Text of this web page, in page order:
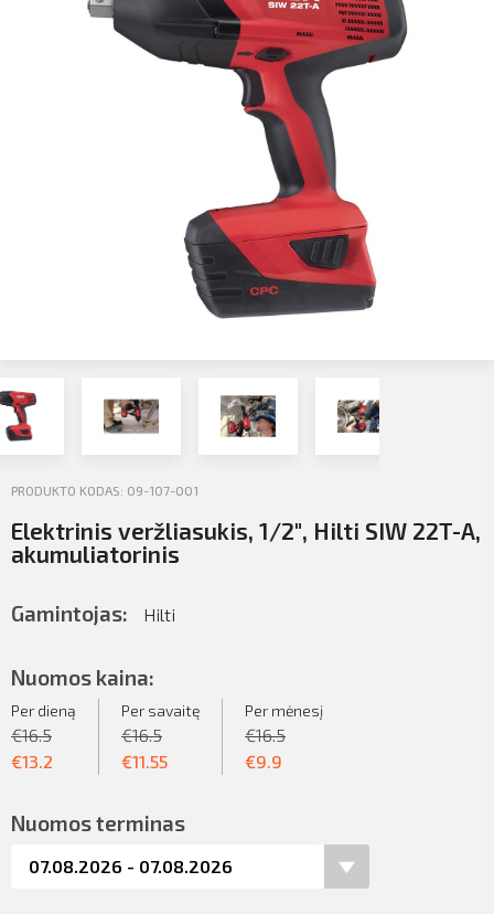
SIŲSTI
PRODUKTO KODAS: 09-107-001
Elektrinis veržliasukis, 1/2″, Hilti SIW 22T-A,
akumuliatorinis
Gamintojas: Hilti
Nuomos kaina:
Per dieną
€16.5
€13.2
Per savaitę
€16.5
€11.55
Per mėnesį
€16.5
€9.9
Nuomos terminas